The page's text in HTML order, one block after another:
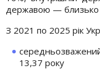
державою — близько
З 2021 по 2025 рік
13,37 року